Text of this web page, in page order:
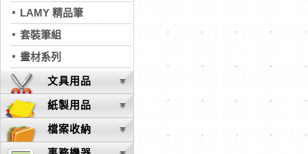
LAMY 精品筆
套裝筆組
畫材系列
文具用品
紙製用品
檔案收納